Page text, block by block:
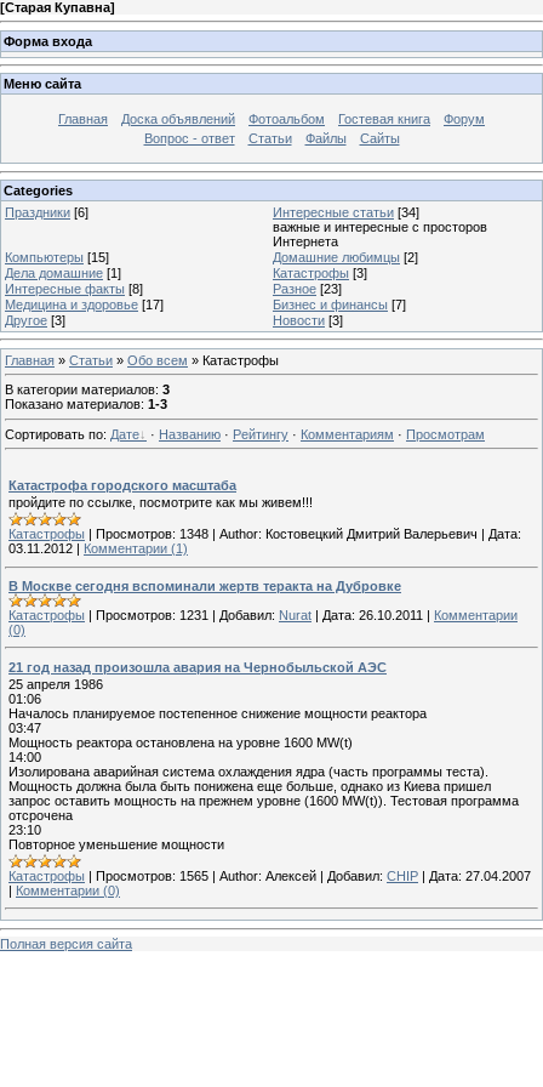
[Старая Купавна]
Форма входа
Меню сайта
Главная Доска объявлений Фотоальбом Гостевая книга
Форум
Вопрос - ответ
Статьи Файлы Сайты
Categories
Праздники [6] Интересные статьи [34]
важные и интересные с просторов
Интернета
Компьютеры [15] Домашние любимцы [2]
Дела домашние [1] Катастрофы [3]
Интересные факты [8] Разное [23]
Медицина и здоровье [17] Бизнес и финансы [7]
Другое [3] Новости [3]
Главная » Статьи » Обо всем » Катастрофы
В категории материалов: 3
Показано материалов: 1-3
Сортировать по: Дате · Названию · Рейтингу · Комментариям · Просмотрам
Катастрофа городского масштаба
пройдите по ссылке, посмотрите как мы живем!!!
Катастрофы Просмотров: 1348 Author: Костовецкий Дмитрий Валерьевич
Дата:
03.11.2012
Комментарии (1)
В Москве сегодня вспоминали жертв теракта на Дубровке
Катастрофы | Просмотров: 1231 | Добавил: Nurat | Дата: 26.10.2011 | Комментарии
(0)
21 год назад произошла авария на Чернобыльской АЭС
25 апреля 1986
01:06
Началось планируемое постепенное снижение мощности реактора
03:47
Мощность реактора остановлена на уровне 1600 MW(t)
14:00
Изолирована аварийная система охлаждения ядра (часть программы теста).
Мощность должна была быть понижена еще больше, однако из Киева пришел
запрос оставить мощность на прежнем уровне (1600 MW(t)). Тестовая программа
отсрочена
23:10
Повторное уменьшение мощности
Катастрофы | Просмотров: 1565 | Author: Алексей | Добавил: CHIP | Дата: 27.04.2007
| Комментарии (0)
Полная версия сайта